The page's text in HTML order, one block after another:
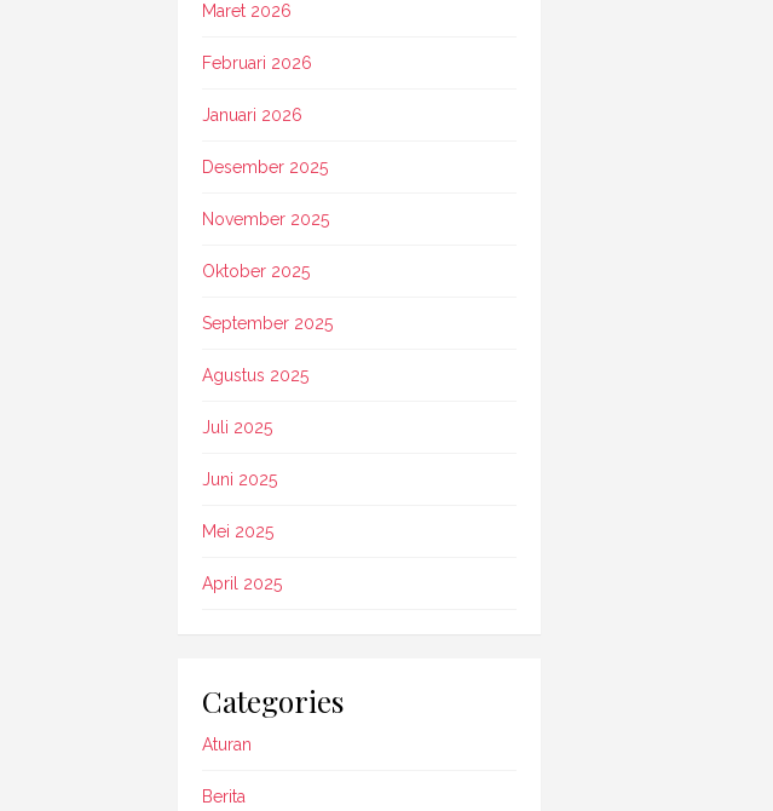
Maret 2026
Februari 2026
Januari 2026
Desember 2025
November 2025
Oktober 2025
September 2025
Agustus 2025
Juli 2025
Juni 2025
Mei 2025
April 2025
Categories
Aturan
Berita